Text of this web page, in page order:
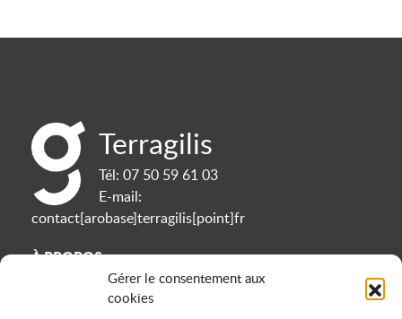
Gérer le consentement aux
cookies
Terragilis
Tél: 07 50 59 61 03
E-mail:
contact[arobase]terragilis[point]fr
À PROPOS